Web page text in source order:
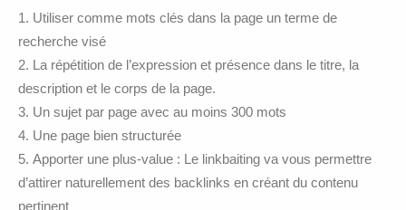
Utiliser comme mots clés dans la page un terme de
recherche visé
La répétition de l’expression et présence dans le titre, la
description et le corps de la page.
Un sujet par page avec au moins 300 mots
Une page bien structurée
Apporter une plus-value : Le linkbaiting va vous permettre
d’attirer naturellement des backlinks en créant du contenu
pertinent